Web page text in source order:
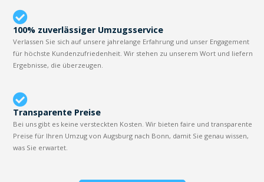
100% zuverlässiger Umzugsservice
Verlassen Sie sich auf unsere jahrelange Erfahrung und unser Engagement
für höchste Kundenzufriedenheit. Wir stehen zu unserem Wort und liefern
Ergebnisse, die überzeugen.
Transparente Preise
Bei uns gibt es keine versteckten Kosten. Wir bieten faire und transparente
Preise für Ihren Umzug von Augsburg nach Bonn, damit Sie genau wissen,
was Sie erwartet.